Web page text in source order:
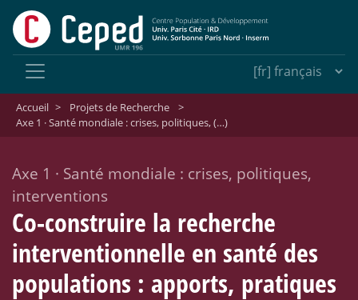
Accueil > Projets de Recherche
>
Axe 1 · Santé mondiale : crises, politiques, (…)
Axe 1 · Santé mondiale : crises, politiques,
interventions
Co-construire la recherche
interventionnelle en santé des
populations : apports, pratiques